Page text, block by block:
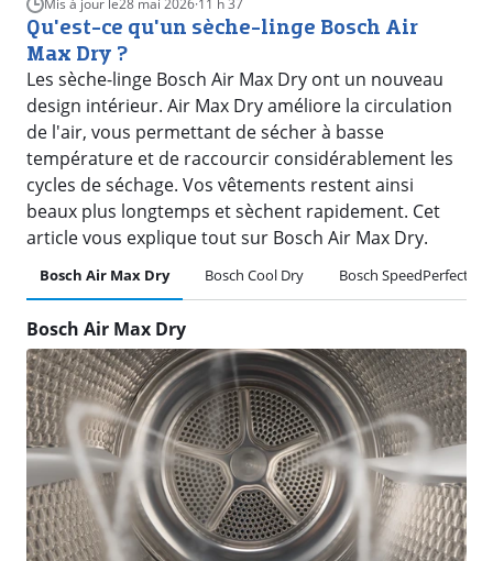
Mis à jour le28 mai 2026·11 h 37
Qu'est-ce qu'un sèche-linge Bosch Air
Max Dry ?
Les sèche-linge Bosch Air Max Dry ont un nouveau
design intérieur. Air Max Dry améliore la circulation
de l'air, vous permettant de sécher à basse
température et de raccourcir considérablement les
cycles de séchage. Vos vêtements restent ainsi
beaux plus longtemps et sèchent rapidement. Cet
article vous explique tout sur Bosch Air Max Dry.
Bosch Air Max Dry Bosch Cool Dry Bosch SpeedPerfect
Bosch Air Max Dry